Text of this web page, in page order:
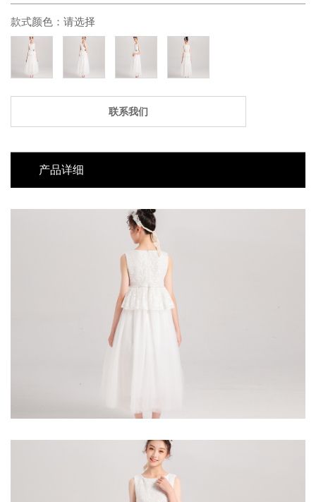
款式颜色： 请选择
联系我们
产品详细